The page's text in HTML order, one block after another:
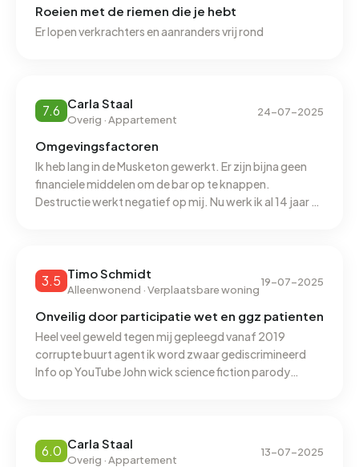
onder het landelijke gemiddelde van 1.280 m³.
Roeien met de riemen die je hebt
Er lopen verkrachters en aanranders vrij rond
7.6 Carla Staal
Overig · Appartement
24-07-2025
Omgevingsfactoren
Ik heb lang in de Musketon gewerkt. Er zijn bijna geen
financiele middelen om de bar op te knappen.
Destructie werkt negatief op mij. Nu werk ik al 14 jaar bij
1996 november tot augustus 2009 in de sbwu
gewoond. Daar is het ook niet altijd pluis. Begeleiding
de boel verpesten. Ik ken verschillende mensen uit de
wijk. Sommige zijn heel sympathiek. Ook ben ik blij met
studenten in de wijk.
3.5 Timo Schmidt
Alleenwonend · Verplaatsbare woning
19-07-2025
Onveilig door participatie wet en ggz patienten
Heel veel geweld tegen mij gepleegd vanaf 2019
corrupte buurt agent ik word zwaar gediscrimineerd
Info op YouTube John wick science fiction parody
6.0 Carla Staal
Overig · Appartement
13-07-2025